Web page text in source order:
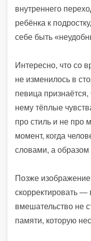
внутреннего
ребёнка к
себе быть
Интересно, что со
не изменилось в
певица
нему тёплые
про стиль и не про
момент, когда
словами, а образом
Позже
скорректировать
вмешательство не
памяти, которую